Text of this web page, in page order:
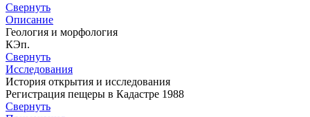
Свернуть
Описание
Геология и морфология
КЭп.
Свернуть
Исследования
История открытия и исследования
Регистрация пещеры в Кадастре 1988
Свернуть